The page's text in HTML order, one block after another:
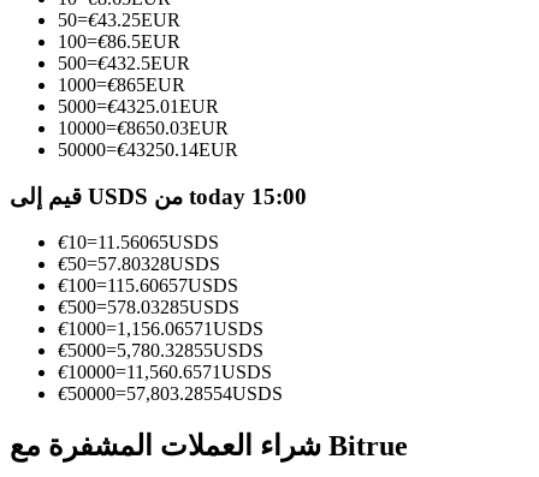
كن متداول نسخ
استمتع بتقاسم الأرباح وعمولات نسخ التداول
50=€43.25EUR
100=€86.5EUR
500=€432.5EUR
1000=€865EUR
5000=€4325.01EUR
10000=€8650.03EUR
50000=€43250.14EUR
قيم إلى USDS من today 15:00
€10=11.56065USDS
€50=57.80328USDS
€100=115.60657USDS
€500=578.03285USDS
€1000=1,156.06571USDS
€5000=5,780.32855USDS
€10000=11,560.6571USDS
€50000=57,803.28554USDS
شراء العملات المشفرة مع Bitrue